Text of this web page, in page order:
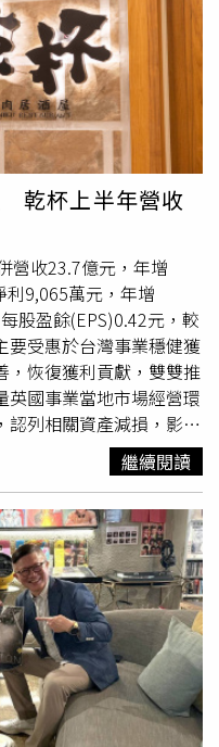
乾杯上半年營收
營收23.7億元，年增
9,065萬元，年增
股盈餘(EPS)0.42元，較
要受惠於台灣事業穩健獲
，恢復獲利貢獻，雙雙推
英國事業當地市場經營環
認列相關資產減損，影響
營運表現上半年營收達
期新高，受惠於連續假
活絡帶動整體消費力道，
為推升集團營收成長的主
動品牌優化與展店布局。
牌改革及「高木和牛食
化帶動來客成長；4月開
運表現亮眼，躍居品牌業
食品牌「牛舌佑介」業績
牌優化與展店策略成效。
季及中秋節檔期到來，家
續增溫。近期推出「乾
繼續閱讀